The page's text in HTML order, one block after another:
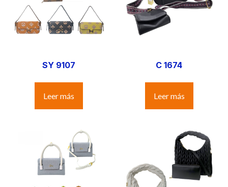
SY 9107
Leer más
C 1674
Leer más